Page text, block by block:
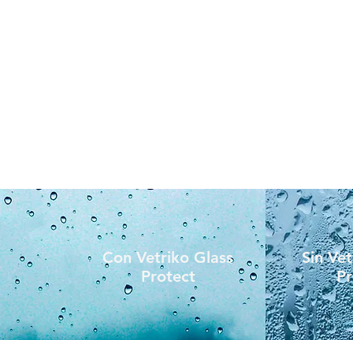
Con Vetriko Glass
Protect
Sin